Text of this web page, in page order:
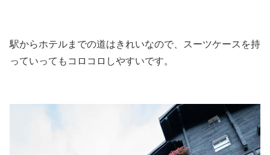
駅からホテルまでの道はきれいなので、スーツケースを持
っていってもコロコロしやすいです。